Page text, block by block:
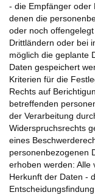
- die Empfänger oder
denen die
oder noch
Drittländern oder bei
möglich die geplante
Daten gespeichert
Kriterien für die
Rechts auf
betreffenden
der Verarbeitung
Widerspruchsrechts
eines
personenbezogenen
erhoben werden: Alle
Herkunft der Daten -